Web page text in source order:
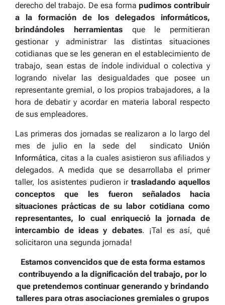
derecho del trabajo. De esa forma pudimos contribuir
a la formación de los delegados informáticos,
brindándoles herramientasque le permitieran
gestionar y administrar las distintas situaciones
cotidianas que se les generan en el establecimiento de
trabajo, sean estas de índole individual o colectiva y
logrando nivelar las desigualdades que posee un
representante gremial, o los propios trabajadores, a la
hora de debatir y acordar en materia laboral respecto
de sus empleadores.
Las primeras dos jornadas se realizaron a lo largo del
mes de julio en la sede del sindicato Unión
Informática, citas a la cuales asistieron sus afiliados y
delegados. A medida que se desarrollaba el primer
taller, los asistentes pudieron irtrasladando aquellos
conceptos que les fueron señalados hacia
situaciones prácticas de su labor cotidiana como
representantes, lo cual enriqueció la jornada de
intercambio de ideas y debates. ¡Tal es así, qué
solicitaron una segunda jornada!
Estamos convencidos que de esta forma estamos
contribuyendo a la dignificación del trabajo, por lo
que pretendemos continuar generando y brindando
talleres para otras asociaciones gremiales o grupos